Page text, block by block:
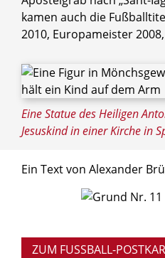
Eine Statue des Heiligen
Jesuskind in einer Kirche in
kamen auch die
2010, Europameister
Ein Text von Alexander
ZUM FUSSBALL-